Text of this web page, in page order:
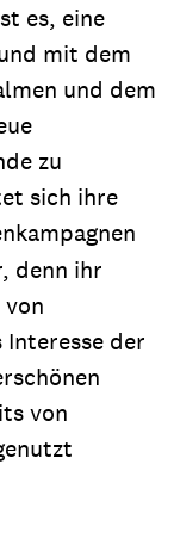
es, eine
mit dem
und dem
zu
sich ihre
denn ihr
der
von